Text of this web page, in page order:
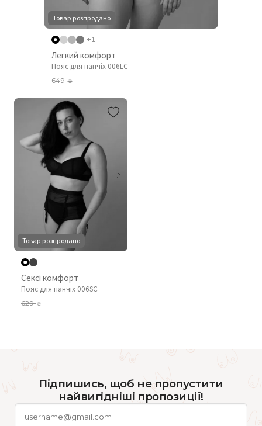
Товар розпродано
+1
Легкий комфорт
Пояс для панчіх 006LC
649₴
Товар розпродано
Сексі комфорт
Пояс для панчіх 006SC
629₴
Підпишись, щоб не пропустити
найвигідніші пропозиції!